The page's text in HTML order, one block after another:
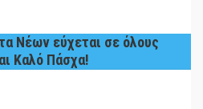
Νέων εύχεται σε όλους
Καλό Πάσχα!